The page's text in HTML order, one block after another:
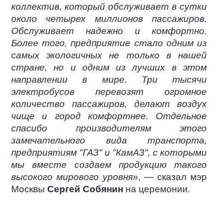
коллектив, который обслуживает в сутки
около четырех миллионов пассажиров.
Обслуживает надежно и комфортно.
Более того, предприятие стало одним из
самых экологичных не только в нашей
стране, но и одним из лучших в этом
направлении в мире. Три тысячи
электробусов перевозят огромное
количество пассажиров, делают воздух
чище и город комфортнее. Отдельное
спасибо производителям этого
замечательного вида транспорта,
предприятиям "ГАЗ" и "КамАЗ", с которыми
мы вместе создаем продукцию такого
высокого мирового уровня», — сказал мэр
Москвы Сергей Собянин на церемонии.